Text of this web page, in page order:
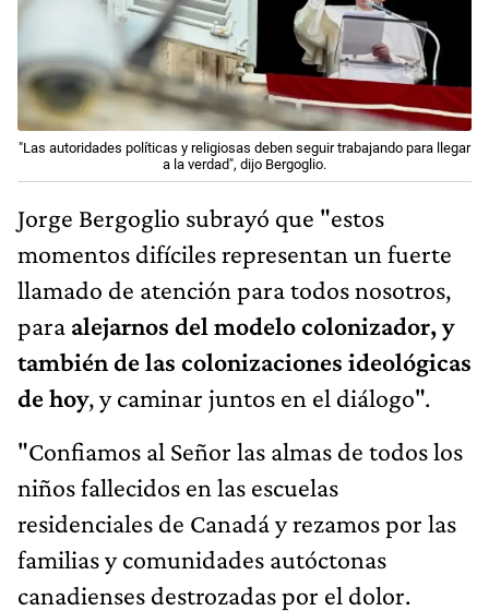
"Las autoridades políticas y religiosas deben seguir trabajando para llegar
a la verdad", dijo Bergoglio.
Jorge Bergoglio subrayó que "estos
momentos difíciles representan un fuerte
llamado de atención para todos nosotros,
para alejarnos del modelo colonizador, y
también de las colonizaciones ideológicas
de hoy, y caminar juntos en el diálogo".
"Confiamos al Señor las almas de todos los
niños fallecidos en las escuelas
residenciales de Canadá y rezamos por las
familias y comunidades autóctonas
canadienses destrozadas por el dolor.